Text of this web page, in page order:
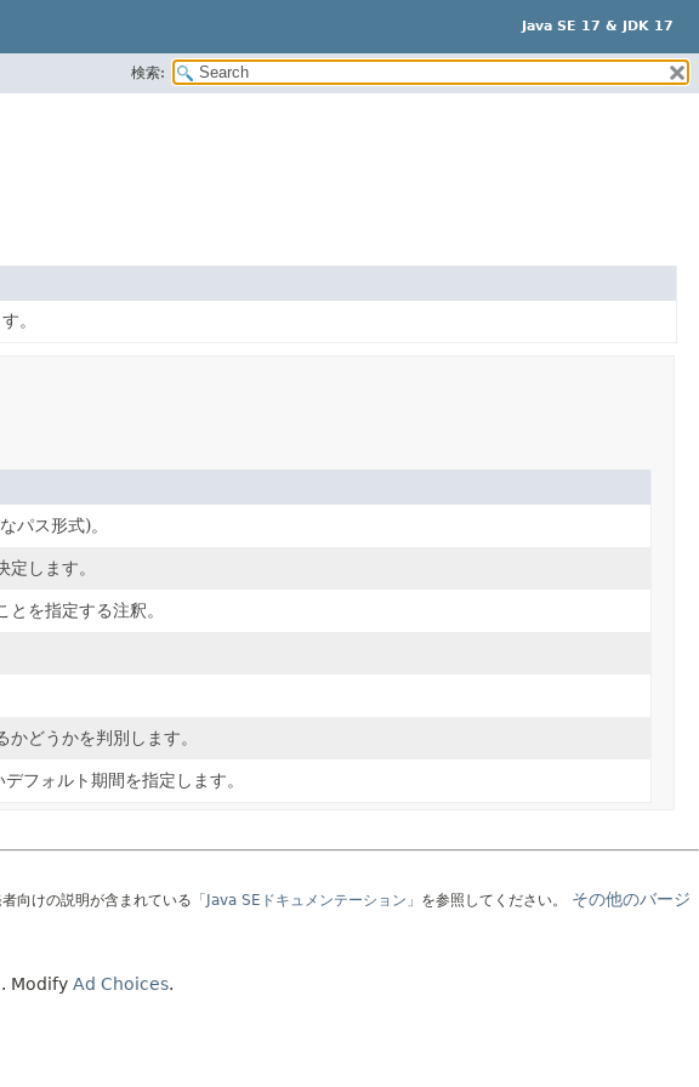
Java SE 17 & JDK 17
検索:
。
パス形式)。
します。
を指定する注釈。
どうかを判別します。
フォルト期間を指定します。
向けの説明が含まれている 「Java SEドキュメンテーション」 を参照してください。
その他のバージ
. Modify Ad Choices.